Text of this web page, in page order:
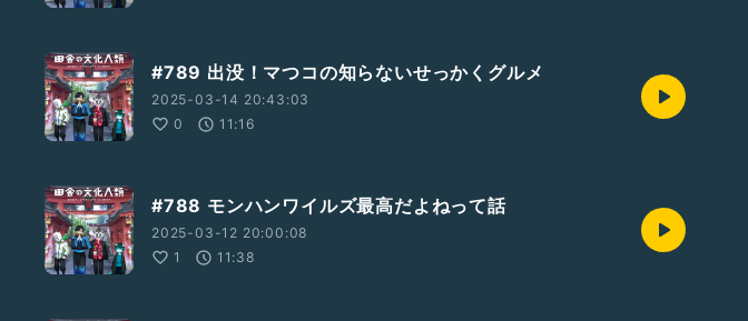
#789 出没！マつコの知らないせっかくグルメ
2025-03-14 20:43:03
0
11:16
#788 モンハンワイルズ最高だよねって話
2025-03-12 20:00:08
1
11:38